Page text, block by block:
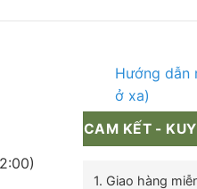
Hướng dẫn
ở xa)
CAM KẾT -
1. Giao hàng